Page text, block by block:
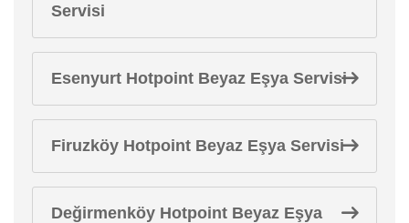
Servisi
Esenyurt Hotpoint Beyaz Eşya Servisi
Firuzköy Hotpoint Beyaz Eşya Servisi
Değirmenköy Hotpoint Beyaz Eşya